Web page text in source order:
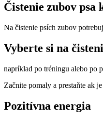
Čistenie zubov psa
Na čistenie psích zubov
Vyberte si na
napríklad po tréningu alebo po
Začnite pomaly a prestaňte ak
Pozitívna energia